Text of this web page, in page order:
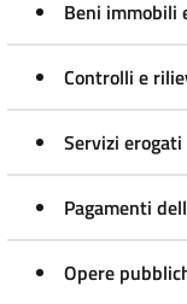
Beni immobili
Controlli e
Servizi erogati
Pagamenti
Opere